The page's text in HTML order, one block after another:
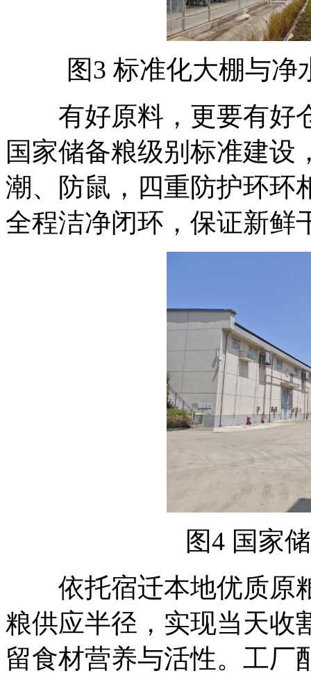
图3 标准化大棚与净
有好原料，更要有好
国家储备粮级别标准建设
潮、防鼠，四重防护环环
全程洁净闭环，保证新鲜
图4 国家储
依托宿迁本地优质原
粮供应半径，实现当天收
留食材营养与活性。工厂